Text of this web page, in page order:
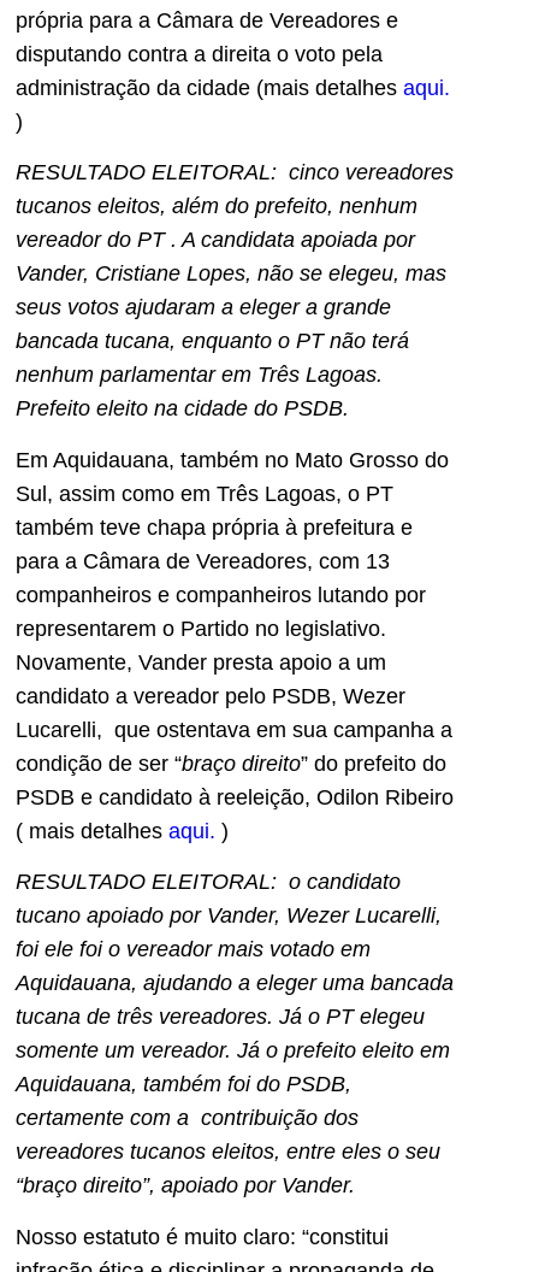
própria para a Câmara de Vereadores e
disputando contra a direita o voto pela
administração da cidade (mais detalhes aqui.
)
RESULTADO ELEITORAL: cinco vereadores
tucanos eleitos, além do prefeito, nenhum
vereador do PT . A candidata apoiada por
Vander, Cristiane Lopes, não se elegeu, mas
seus votos ajudaram a eleger a grande
bancada tucana, enquanto o PT não terá
nenhum parlamentar em Três Lagoas.
Prefeito eleito na cidade do PSDB.
Em Aquidauana, também no Mato Grosso do
Sul, assim como em Três Lagoas, o PT
também teve chapa própria à prefeitura e
para a Câmara de Vereadores, com 13
companheiros e companheiros lutando por
representarem o Partido no legislativo.
Novamente, Vander presta apoio a um
candidato a vereador pelo PSDB, Wezer
Lucarelli, que ostentava em sua campanha a
condição de ser “braço direito” do prefeito do
PSDB e candidato à reeleição, Odilon Ribeiro
( mais detalhes aqui. )
RESULTADO ELEITORAL: o candidato
tucano apoiado por Vander, Wezer Lucarelli,
foi ele foi o vereador mais votado em
Aquidauana, ajudando a eleger uma bancada
tucana de três vereadores. Já o PT elegeu
somente um vereador. Já o prefeito eleito em
Aquidauana, também foi do PSDB,
certamente com a contribuição dos
vereadores tucanos eleitos, entre eles o seu
“braço direito”, apoiado por Vander.
Nosso estatuto é muito claro: “constitui